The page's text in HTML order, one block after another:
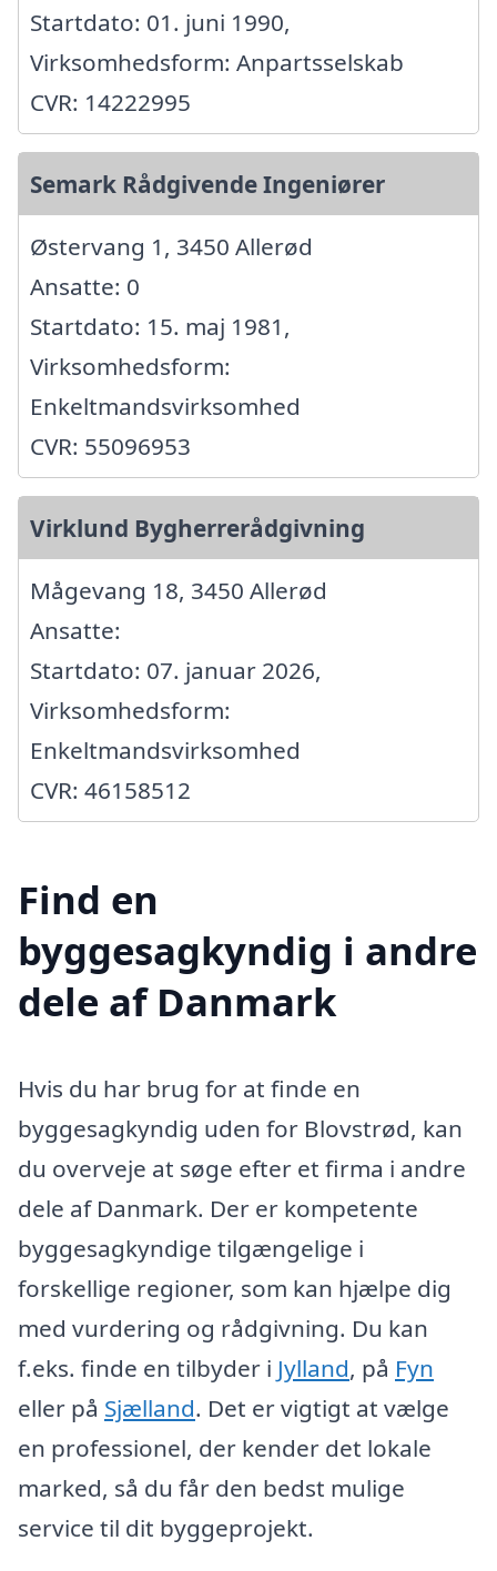
Startdato: 01. juni 1990,
Virksomhedsform: Anpartsselskab
CVR: 14222995
Semark Rådgivende Ingeniører
Østervang 1, 3450 Allerød
Ansatte: 0
Startdato: 15. maj 1981,
Virksomhedsform:
Enkeltmandsvirksomhed
CVR: 55096953
Virklund Bygherrerådgivning
Mågevang 18, 3450 Allerød
Ansatte:
Startdato: 07. januar 2026,
Virksomhedsform:
Enkeltmandsvirksomhed
CVR: 46158512
Find en
byggesagkyndig i andre
dele af Danmark
Hvis du har brug for at finde en
byggesagkyndig uden for Blovstrød, kan
du overveje at søge efter et firma i andre
dele af Danmark. Der er kompetente
byggesagkyndige tilgængelige i
forskellige regioner, som kan hjælpe dig
med vurdering og rådgivning. Du kan
f.eks. finde en tilbyder i Jylland, på Fyn
eller på Sjælland. Det er vigtigt at vælge
en professionel, der kender det lokale
marked, så du får den bedst mulige
service til dit byggeprojekt.